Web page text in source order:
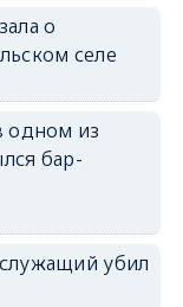
о
селе
одном из
бар-
убил